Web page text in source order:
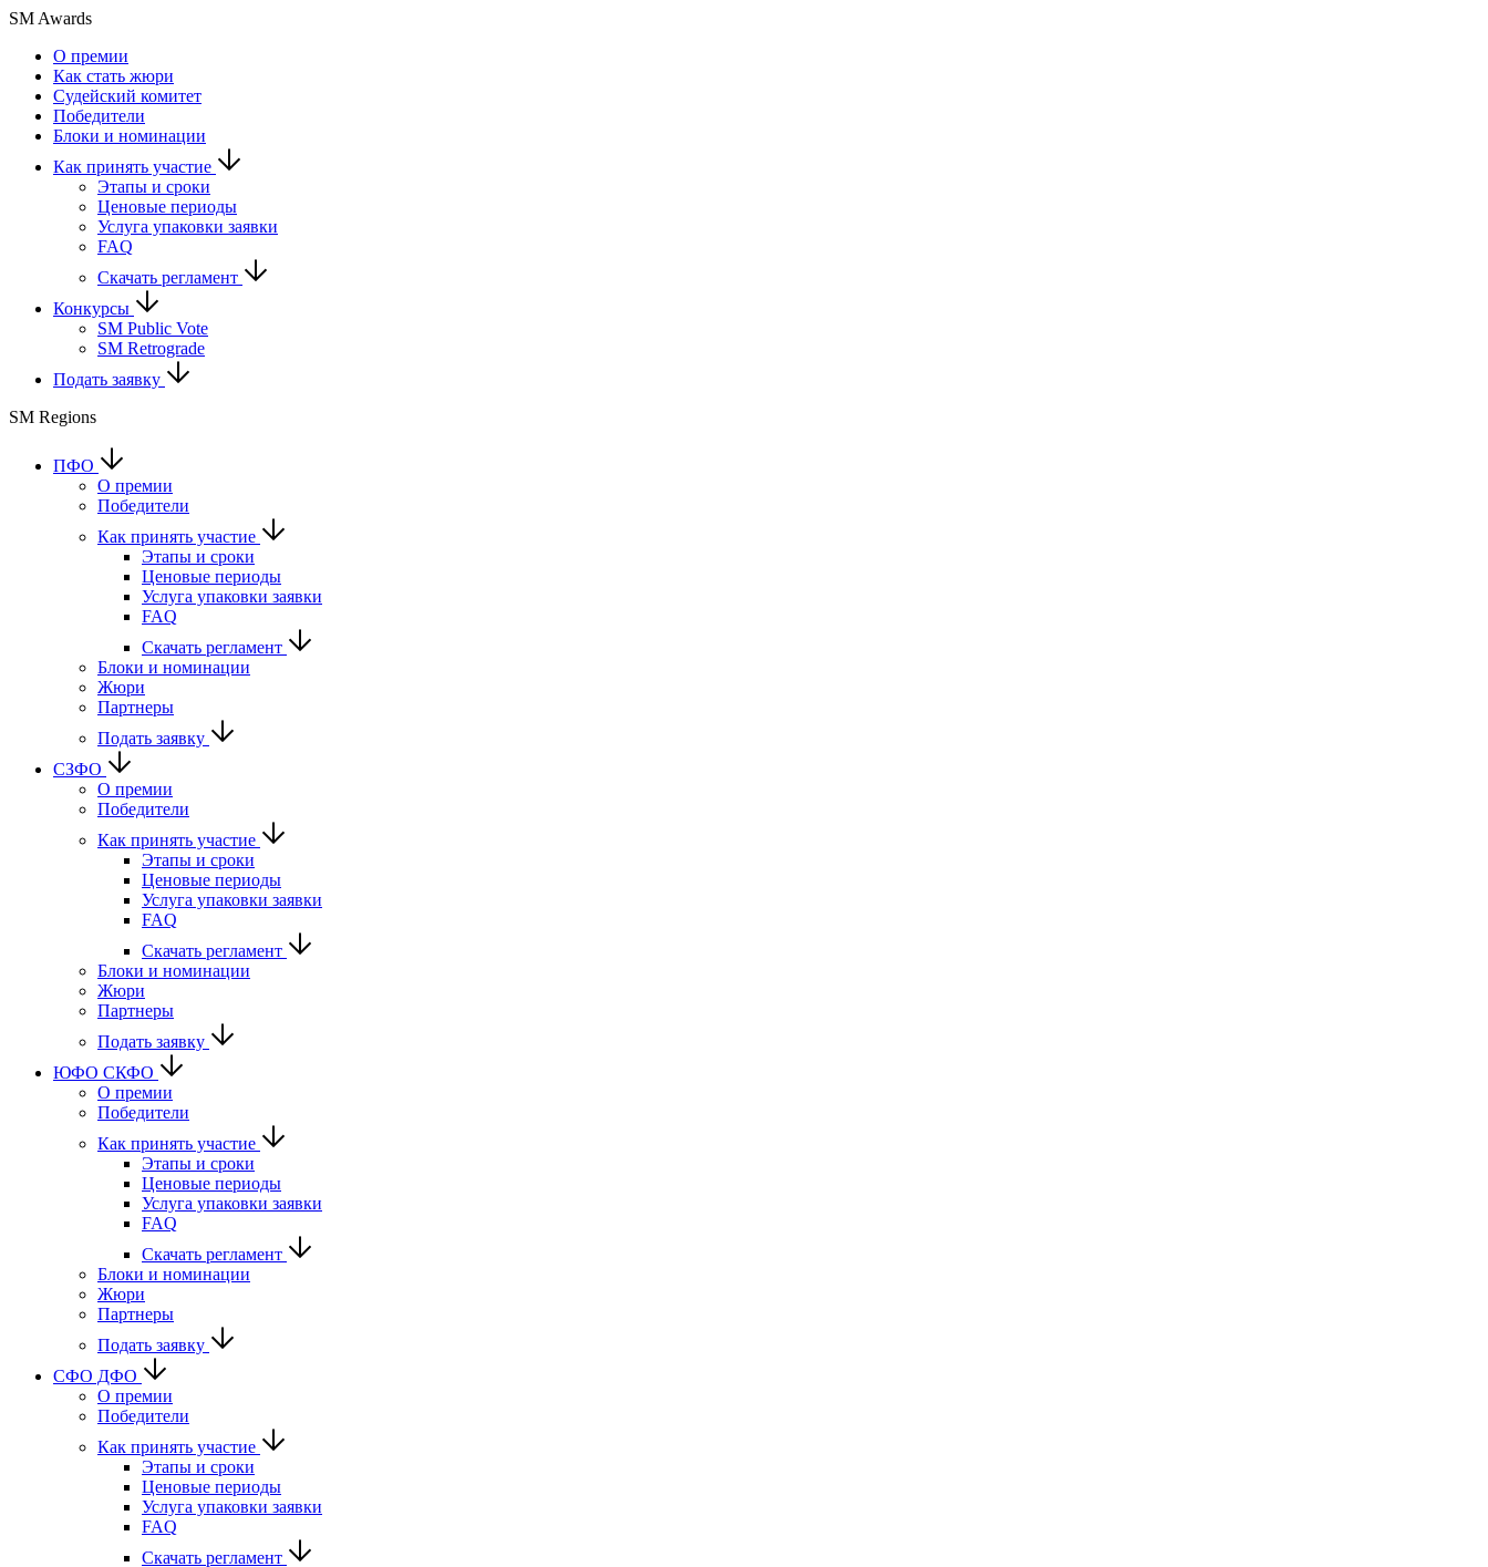
SM Awards
О премии
Как стать жюри
Судейский комитет
Победители
Блоки и номинации
Как принять участие
Этапы и сроки
Ценовые периоды
Услуга упаковки заявки
FAQ
Скачать регламент
Конкурсы
SM Public Vote
SM Retrograde
Подать заявку
SM Regions
ПФО
О премии
Победители
Как принять участие
Этапы и сроки
Ценовые периоды
Услуга упаковки заявки
FAQ
Скачать регламент
Блоки и номинации
Жюри
Партнеры
Подать заявку
СЗФО
О премии
Победители
Как принять участие
Этапы и сроки
Ценовые периоды
Услуга упаковки заявки
FAQ
Скачать регламент
Блоки и номинации
Жюри
Партнеры
Подать заявку
ЮФО СКФО
О премии
Победители
Как принять участие
Этапы и сроки
Ценовые периоды
Услуга упаковки заявки
FAQ
Скачать регламент
Блоки и номинации
Жюри
Партнеры
Подать заявку
CФО ДФО
О премии
Победители
Как принять участие
Этапы и сроки
Ценовые периоды
Услуга упаковки заявки
FAQ
Скачать регламент